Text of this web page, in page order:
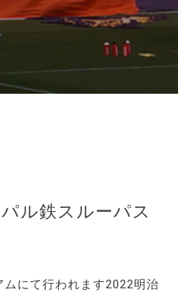
ル鉄スルーパス
にて行われます2022明治